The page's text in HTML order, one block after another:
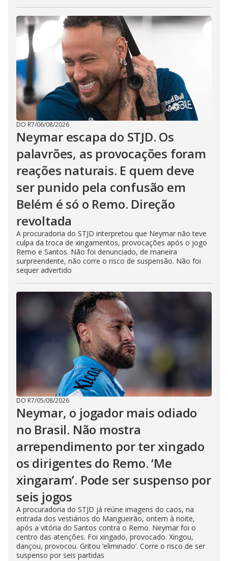
DO R7/06/08/2026
Neymar escapa do STJD. Os
palavrões, as provocações foram
reações naturais. E quem deve
ser punido pela confusão em
Belém é só o Remo. Direção
revoltada
A procuradoria do STJD interpretou que Neymar não teve
culpa da troca de xingamentos, provocações após o jogo
Remo e Santos. Não foi denunciado, de maneira
surpreendente, não corre o risco de suspensão. Não foi
sequer advertido
DO R7/05/08/2026
Neymar, o jogador mais odiado
no Brasil. Não mostra
arrependimento por ter xingado
os dirigentes do Remo. ‘Me
xingaram’. Pode ser suspenso por
seis jogos
A procuradoria do STJD já reúne imagens do caos, na
entrada dos vestiários do Mangueirão, ontem à noite,
após a vitória do Santos contra o Remo. Neymar foi o
centro das atenções. Foi xingado, provocado. Xingou,
dançou, provocou. Gritou ‘eliminado’. Corre o risco de ser
suspenso por seis partidas